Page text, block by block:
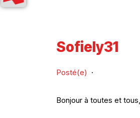
Sofiely31
Posté(e) ·
Bonjour à toutes et tous,